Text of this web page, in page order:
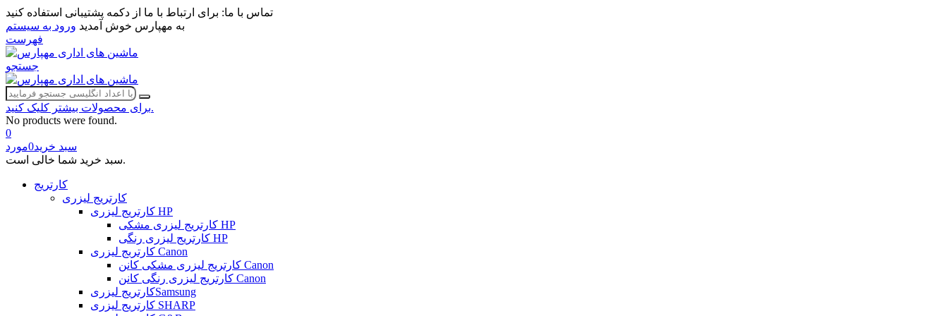
تماس با ما: برای ارتباط با ما از دکمه پشتیبانی استفاده کنید
به مهپارس خوش آمدید ورود به سیستم
فهرست
جستجو
برای محصولات بیشتر کلیک کنید.
No products were found.
0
سبد خرید0مورد
سبد خرید شما خالی است.
کارتریج
کارتریج لیزری
کارتریج لیزری HP
کارتریج لیزری مشکی HP
کارتریج لیزری رنگی HP
کارتربج لیزری Canon
کارتریج لیزری مشکی کانن Canon
کارتریج لیزری رنگی کانن Canon
کارتریج لیزریSamsung
کارتریج لیزری SHARP